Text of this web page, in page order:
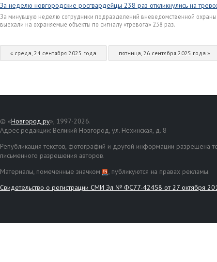
За неделю новгородские росгвардейцы 238 раз откликнулись на
За минувшую неделю сотрудники подразделений вневедомственной
выехали на охраняемые объекты по сигналу «тревога» 238 раз.
« среда, 24 сентября 2025 года пятница, 26 сентября 2025 года »
© «Новгород.ру», 1997-2026.
Адрес редакции: Великий Новгород, ул. Нехинская, д. 8
Републикация текстов, фотографий и другой информации разрешена
письменного разрешения авторов.
Материалы, помеченные значком
, публикуются на правах рекламы.
Свидетельство о регистрации СМИ Эл № ФС77-42458 от 27 октября